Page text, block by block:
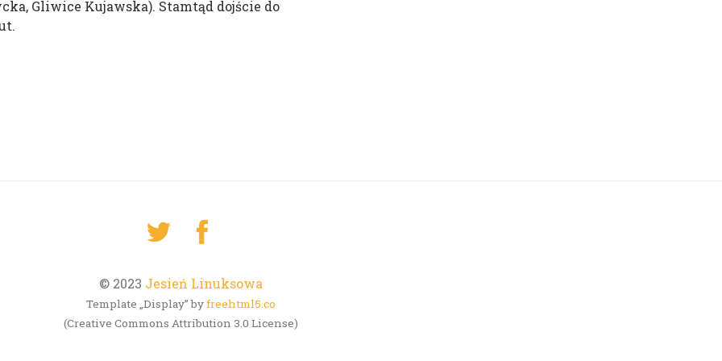
Gliwice Kujawska). Stamtąd dojście do
© 2023 Jesień Linuksowa
Template „Display” byfreehtml5.co
(Creative Commons Attribution 3.0 License)